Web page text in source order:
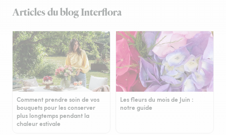
Articles du blog Interflora
Comment prendre soin de vos
bouquets pour les conserver
plus longtemps pendant la
chaleur estivale
Les fleurs du mois de Juin :
notre guide